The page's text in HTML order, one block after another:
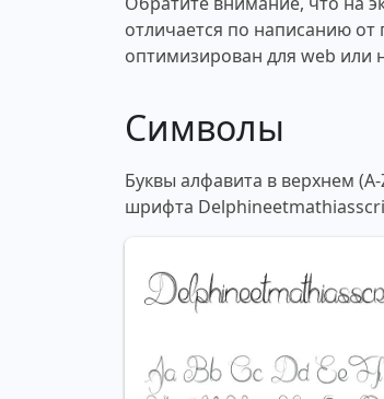
отличается по написанию
оптимизирован для web или
Символы
Буквы алфавита в верхнем
шрифта